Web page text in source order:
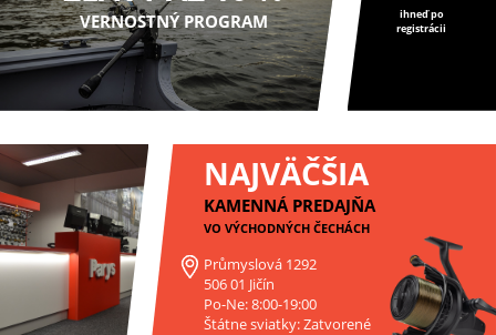
VERNOSTNÝ PROGRAM
ihneď po
registrácii
NAJVÄČŠIA
KAMENNÁ PREDAJŇA
VO VÝCHODNÝCH ČECHÁCH
Průmyslová 1292
506 01 Jičín
Po-Ne: 8:00-19:00
Štátne sviatky: Zatvorené